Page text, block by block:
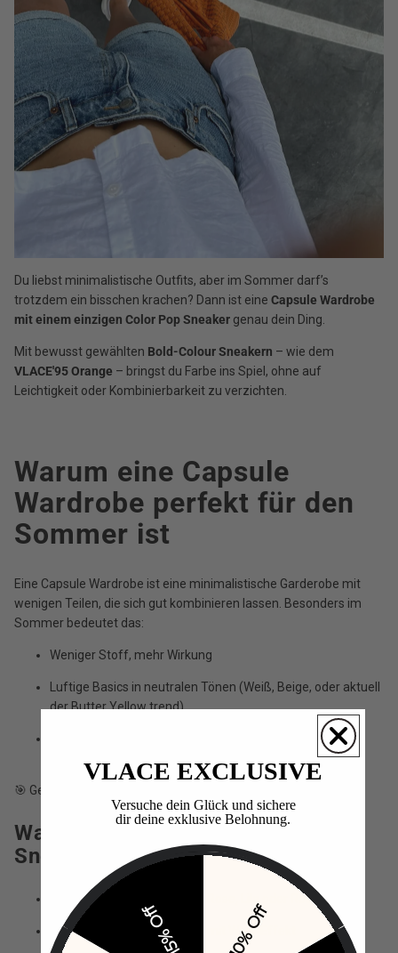
Du liebst minimalistische Outfits, aber im Sommer darf’s
trotzdem ein bisschen krachen? Dann ist eine Capsule Wardrobe
mit einem einzigen Color Pop Sneaker genau dein Ding.
Mit bewusst gewählten Bold-Colour Sneakern – wie dem
VLACE'95 Orange – bringst du Farbe ins Spiel, ohne auf
Leichtigkeit oder Kombinierbarkeit zu verzichten.
Warum eine Capsule
Wardrobe perfekt für den
Sommer ist
Eine Capsule Wardrobe ist eine minimalistische Garderobe mit
wenigen Teilen, die sich gut kombinieren lassen. Besonders im
Sommer bedeutet das:
Weniger Stoff, mehr Wirkung
Luftige Basics in neutralen Tönen (Weiß, Beige, oder aktuell
der Butter Yellow trend)
🎯 Genau hier kommen deine Color Pop Sneaker ins Spiel!
Was macht einen „Color Pop
Sneaker“ aus?
Intensive Farbe wie Orange, Rose, Lila oder Rot
Unisex-Design – clean, aber mit Wow-Effekt
VLACE EXCLUSIVE
Versuche dein Glück und sichere
dir deine exklusive Belohnung.​
10% Off
15% Off